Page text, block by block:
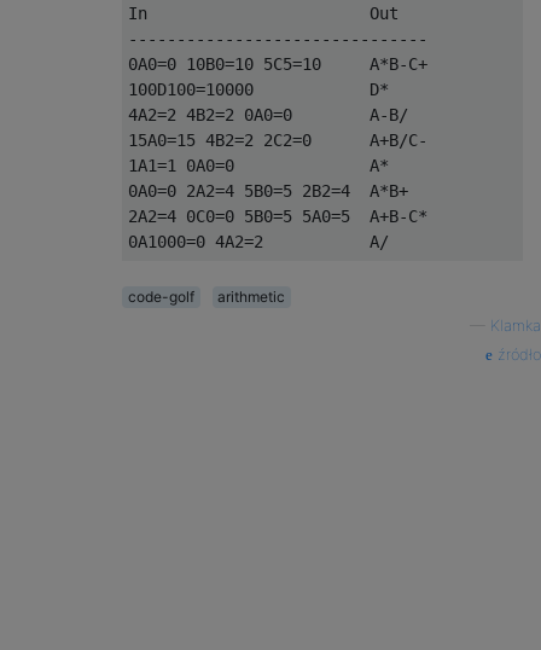
In                       Out
-------------------------------
0A0=0 10B0=10 5C5=10     A*B-C+
100D100=10000            D*
4A2=2 4B2=2 0A0=0        A-B/
15A0=15 4B2=2 2C2=0      A+B/C-
1A1=1 0A0=0              A*
0A0=0 2A2=4 5B0=5 2B2=4  A*B+
2A2=4 0C0=0 5B0=5 5A0=5  A+B-C*
code-golf
arithmetic
Klamka
źródło